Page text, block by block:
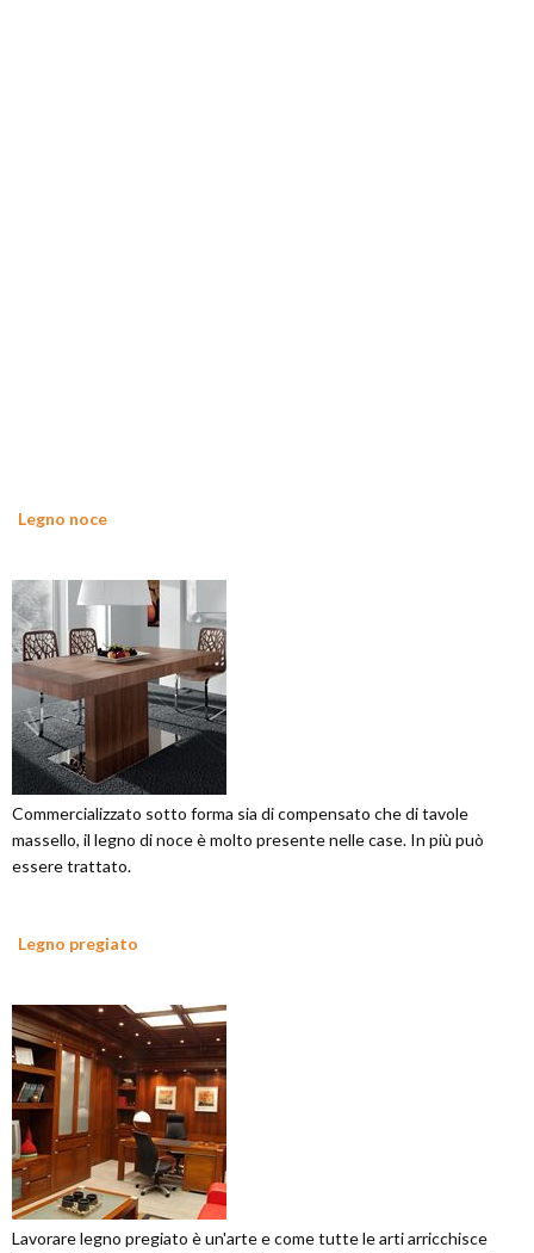
Legno noce
Commercializzato sotto forma sia di compensato che di tavole
massello, il legno di noce è molto presente nelle case. In più può
essere trattato.
Legno pregiato
Lavorare legno pregiato è un'arte e come tutte le arti arricchisce